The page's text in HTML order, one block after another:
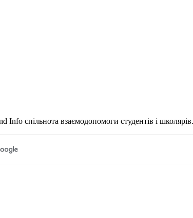
спільнота взаємодопомоги студентів і школярів.